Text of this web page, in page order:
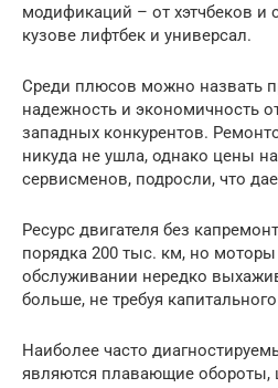
модификаций – от хэтчбеков и
кузове лифтбек и универсал.
Среди плюсов можно назвать
надежность и экономичность
западных конкурентов.
никуда не ушла, однако цены
сервисменов, подросли, что
Ресурс двигателя без
порядка 200 тыс. км, но
обслуживании нередко
больше, не требуя
Наиболее часто
являются плавающие обороты,